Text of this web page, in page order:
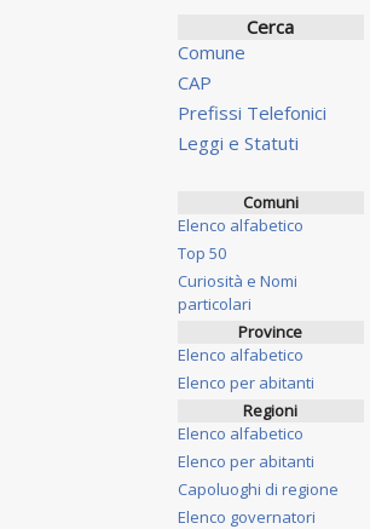
Cerca
Comune
CAP
Prefissi Telefonici
Leggi e Statuti
Comuni
Elenco alfabetico
Top 50
Curiosità e Nomi
particolari
Province
Elenco alfabetico
Elenco per abitanti
Regioni
Elenco alfabetico
Elenco per abitanti
Capoluoghi di regione
Elenco governatori